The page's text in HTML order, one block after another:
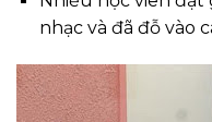
nhạc và đã đỗ vào